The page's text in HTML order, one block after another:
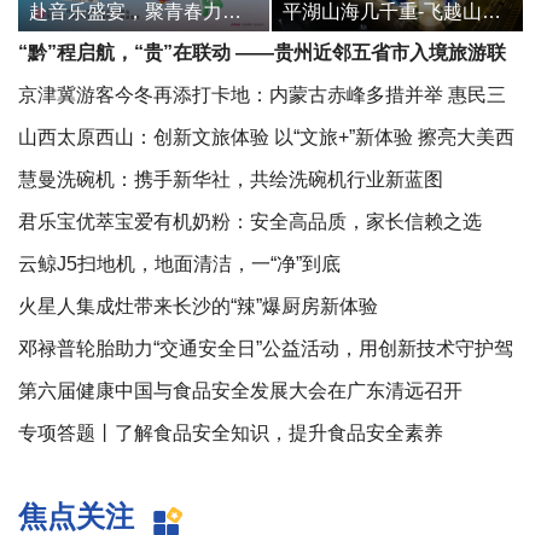
赴音乐盛宴，聚青春力量——爱玛闪耀地带·校园新声计划唱响哈尔滨师范大学
平湖山海几千重-飞越山海乘势9D裸眼飞行体验馆
“黔”程启航，“贵”在联动 ——贵州近邻五省市入境旅游联
动宣传分享会圆满举办
京津冀游客今冬再添打卡地：内蒙古赤峰多措并举 惠民三
地游客赏冰踏雪
山西太原西山：创新文旅体验 以“文旅+”新体验 擦亮大美西
山品牌
慧曼洗碗机：携手新华社，共绘洗碗机行业新蓝图
君乐宝优萃宝爱有机奶粉：安全高品质，家长信赖之选
云鲸J5扫地机，地面清洁，一“净”到底
火星人集成灶带来长沙的“辣”爆厨房新体验
邓禄普轮胎助力“交通安全日”公益活动，用创新技术守护驾
驶安全
第六届健康中国与食品安全发展大会在广东清远召开
专项答题丨了解食品安全知识，提升食品安全素养
焦点关注